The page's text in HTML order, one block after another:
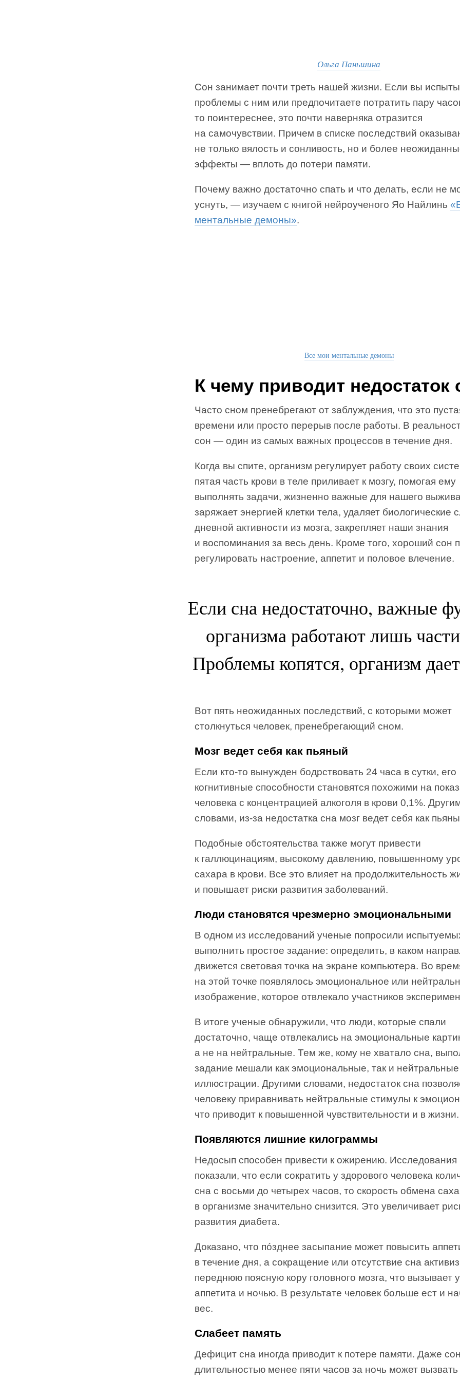
Ольга Паньшина
Сон занимает почти треть нашей жизни. Если вы
проблемы с ним или предпочитаете потратить пару
то поинтереснее, это почти наверняка отразится
на самочувствии. Причем в списке последствий
не только вялость и сонливость, но и более
эффекты — вплоть до потери памяти.
Почему важно достаточно спать и что делать, если не
уснуть, — изучаем с книгой нейроученого Яо Найлинь
ментальные демоны».
Все мои ментальные демоны
К чему приводит недостаток
Часто сном пренебрегают от заблуждения, что это
времени или просто перерыв после работы. В
сон — один из самых важных процессов в течение дня.
Когда вы спите, организм регулирует работу своих
пятая часть крови в теле приливает к мозгу, помогая ему
выполнять задачи, жизненно важные для нашего
заряжает энергией клетки тела, удаляет биологические
дневной активности из мозга, закрепляет наши знания
и воспоминания за весь день. Кроме того, хороший сон
регулировать настроение, аппетит и половое влечение.
Если сна недостаточно, важные
организма работают лишь
Проблемы копятся, организм
Вот пять неожиданных последствий, с которыми может
столкнуться человек, пренебрегающий сном.
Мозг ведет себя как пьяный
Если кто-то вынужден бодрствовать 24 часа в сутки, его
когнитивные способности становятся похожими на
человека с концентрацией алкоголя в крови 0,1%.
словами, из-за недостатка сна мозг ведет себя как
Подобные обстоятельства также могут привести
к галлюцинациям, высокому давлению, повышенному
сахара в крови. Все это влияет на продолжительность
и повышает риски развития заболеваний.
Люди становятся чрезмерно эмоциональными
В одном из исследований ученые попросили
выполнить простое задание: определить, в каком
движется световая точка на экране компьютера. Во
на этой точке появлялось эмоциональное или
изображение, которое отвлекало участников
В итоге ученые обнаружили, что люди, которые спали
достаточно, чаще отвлекались на эмоциональные
а не на нейтральные. Тем же, кому не хватало сна,
задание мешали как эмоциональные, так и нейтральные
иллюстрации. Другими словами, недостаток сна
человеку приравнивать нейтральные стимулы к
что приводит к повышенной чувствительности и в жизни.
Появляются лишние килограммы
Недосып способен привести к ожирению. Исследования
показали, что если сократить у здорового человека
сна с восьми до четырех часов, то скорость обмена
в организме значительно снизится. Это увеличивает
развития диабета.
Доказано, что пóзднее засыпание может повысить
в течение дня, а сокращение или отсутствие сна
переднюю поясную кору головного мозга, что вызывает
аппетита и ночью. В результате человек больше ест и
вес.
Слабеет память
Дефицит сна иногда приводит к потере памяти. Даже сон
длительностью менее пяти часов за ночь может вызвать